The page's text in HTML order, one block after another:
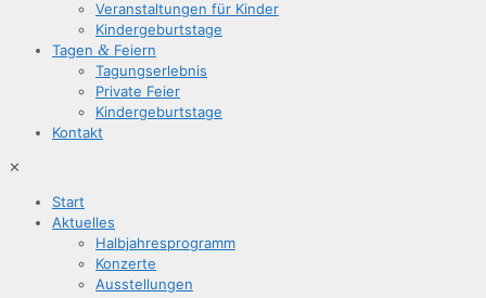
Ver­an­stal­tun­gen für Kinder
Kin­der­ge­burts­ta­ge
Tagen & Feiern
Tagungs­er­leb­nis
Pri­va­te Feier
Kin­der­ge­burts­ta­ge
Kon­takt
✕
Start
Aktu­el­les
Halb­jah­res­pro­gramm
Kon­zer­te
Aus­stel­lun­gen